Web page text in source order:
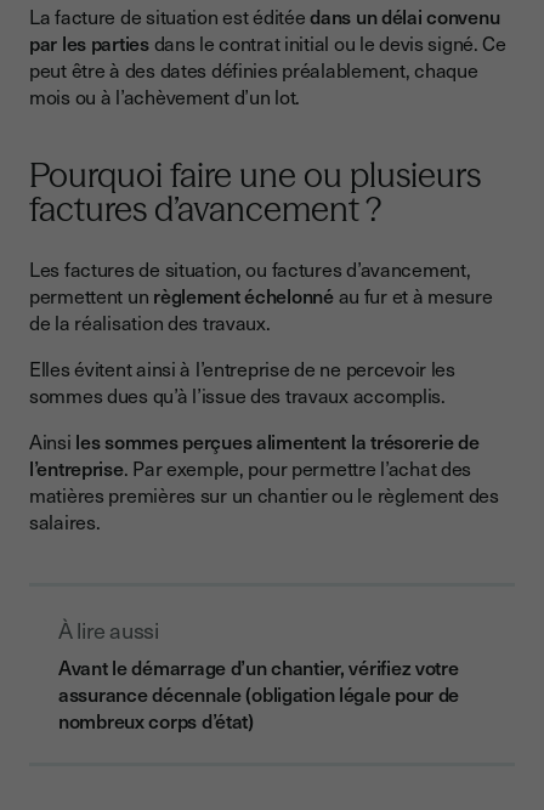
La facture de situation est éditéedans un délai convenu
par les partiesdans le contrat initial ou le devis signé. Ce
peut être à des dates définies préalablement, chaque
mois ou à l’achèvement d’un lot.
Pourquoi faire une ou plusieurs
factures d’avancement ?
Les factures de situation, ou factures d’avancement,
permettent un règlement échelonnéau fur et à mesure
de la réalisation des travaux.
Elles évitent ainsi à l’entreprise de ne percevoir les
sommes dues qu’à l’issue des travaux accomplis.
Ainsi les sommes perçues alimentent la trésorerie de
l’entreprise. Par exemple, pour permettre l’achat des
matières premières sur un chantier ou le règlement des
salaires.
À lire aussi
Avant le démarrage d’un chantier, vérifiez votre
assurance décennale (obligation légale pour de
nombreux corps d’état)